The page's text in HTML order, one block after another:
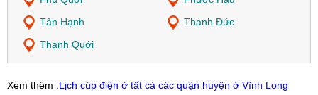
Tân Hạnh
Thanh Đức
Thạnh Quới
Xem thêm :Lịch cúp điện ở tất cả các quận huyện ở Vĩnh Long